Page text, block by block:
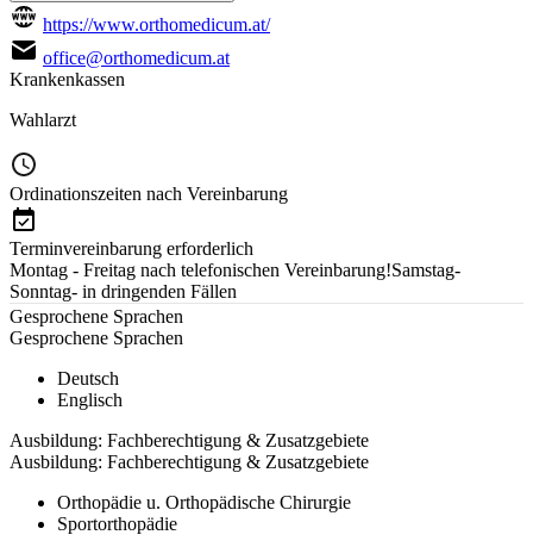
https://www.orthomedicum.at/
office@orthomedicum.at
Krankenkassen
Wahlarzt
Ordinationszeiten nach Vereinbarung
Terminvereinbarung erforderlich
Montag - Freitag nach telefonischen Vereinbarung!​Samstag-
Sonntag- in dringenden Fällen
Gesprochene Sprachen
Gesprochene Sprachen
Deutsch
Englisch
Ausbildung: Fachberechtigung & Zusatzgebiete
Ausbildung: Fachberechtigung & Zusatzgebiete
Orthopädie u. Orthopädische Chirurgie
Sportorthopädie